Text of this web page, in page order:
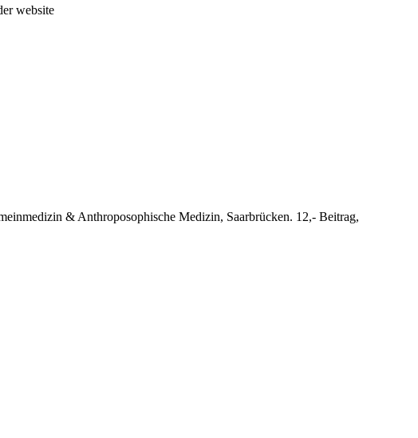
website
& Anthroposophische Medizin, Saarbrücken. 12,- Beitrag,